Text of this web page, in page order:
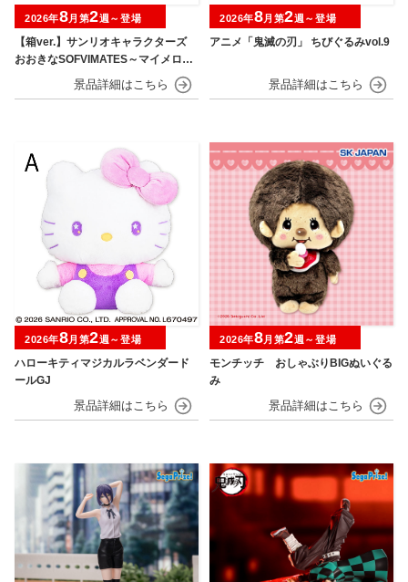
【箱ver.】サンリオキャラクターズ
おおきなSOFVIMATES～マイメロデ
ィ マーメイドver. ～
2026年8月第2週～登場
アニメ「鬼滅の刃」 ちびぐるみvol.9
2026年8月第2週～登場
ハローキティマジカルラベンダード
ールGJ
2026年8月第2週～登場
モンチッチ おしゃぶりBIGぬいぐる
み
2026年8月第2週～登場